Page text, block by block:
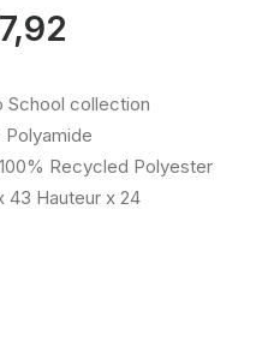
€ 107,92.
School collection
Polyamide
100% Recycled Polyester
43 Hauteur x 24